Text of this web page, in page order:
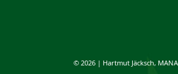
© 2026 | Hartmut Jäcksch,